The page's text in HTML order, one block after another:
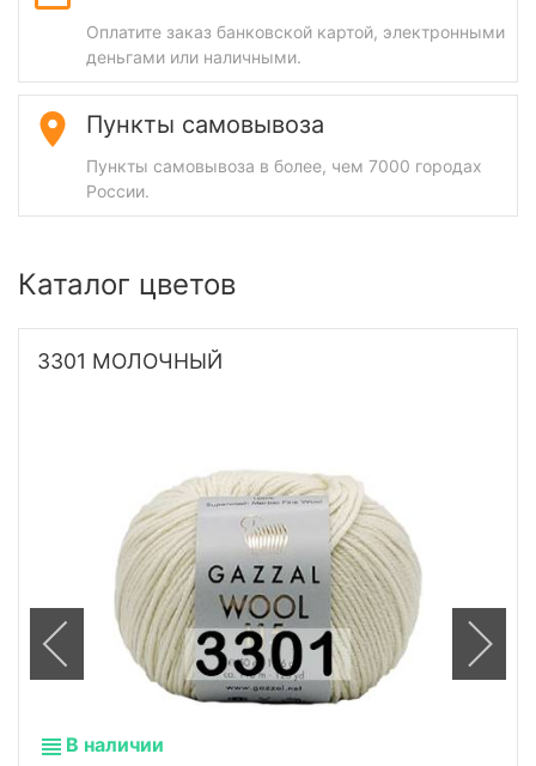
Оплатите заказ банковской картой, электронными
деньгами или наличными.
Пункты самовывоза
Пункты самовывоза в более, чем 7000 городах
России.
Каталог цветов
3301 МОЛОЧНЫЙ
В наличии